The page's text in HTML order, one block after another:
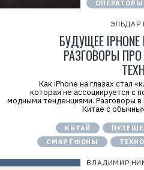
ОПЕРАТОРЫ
ЭЛЬДАР
БУДУЩЕЕ
РАЗГОВОРЫ
Как iPhone на глазах стал
которая не ассоциируется с
модными тенденциями. Разговоры в
Китае с
КИТАЙ
СМАРТФОНЫ
ВЛАДИМИР